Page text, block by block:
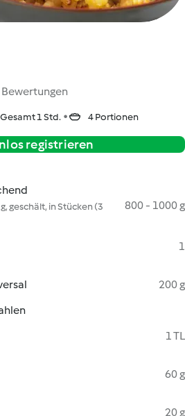
Bewertungen
Gesamt 1 Std. 4 Portionen
registrieren
geschält, in Stücken (3
800 - 1000 g
1
200 g
1 TL
60 g
20 g